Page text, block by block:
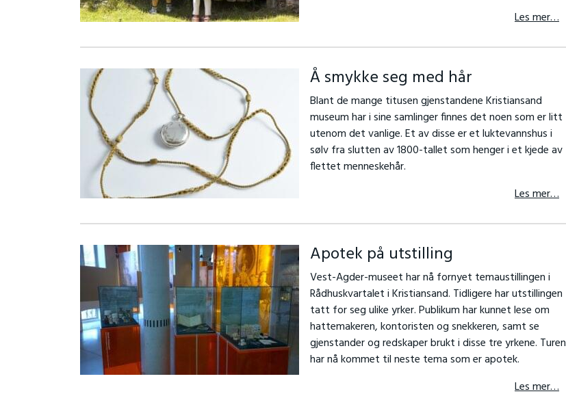
Les mer…
Å smykke seg med hår
Blant de mange titusen gjenstandene Kristiansand
museum har i sine samlinger finnes det noen som er litt
utenom det vanlige. Et av disse er et luktevannshus i
sølv fra slutten av 1800-tallet som henger i et kjede av
flettet menneskehår.
Les mer…
Apotek på utstilling
Vest-Agder-museet har nå fornyet temaustillingen i
Rådhuskvartalet i Kristiansand. Tidligere har utstillingen
tatt for seg ulike yrker. Publikum har kunnet lese om
hattemakeren, kontoristen og snekkeren, samt se
gjenstander og redskaper brukt i disse tre yrkene. Turen
har nå kommet til neste tema som er apotek.
Les mer…